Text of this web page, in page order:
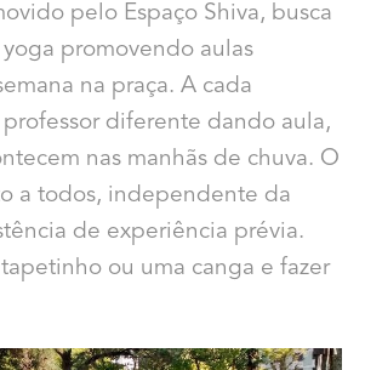
pelo Espaço Shiva, busca
promovendo aulas
na praça. A cada
diferente dando aula,
nas manhãs de chuva. O
a todos, independente da
de experiência prévia.
ou uma canga e fazer